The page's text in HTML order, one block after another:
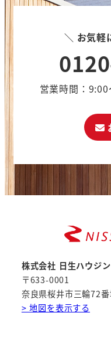
＼ お気軽
営業時間：
株式会社 日生ハウジ
〒633-0001
奈良県桜井市三輪72
> 地図を表示する